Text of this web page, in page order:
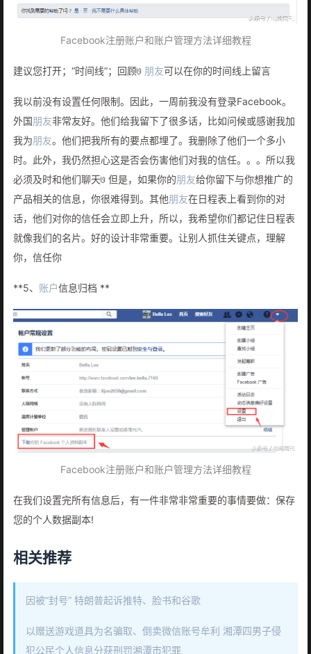
Facebook注册账户和账户管理方法详细教程
建议您打开；“时间线”；回顾𞓜 朋友可以在你的时间线上留言
我以前没有设置任何限制。因此，一周前我没有登录Facebook。
外国朋友非常友好。他们给我留下了很多话，比如问候或感谢我加
我为朋友。他们把我所有的要点都埋了。我删除了他们一个多小
时。此外，我仍然担心这是否会伤害他们对我的信任。。。所以我
必须及时和他们聊天𞓜 但是，如果你的朋友给你留下与你想推广的
产品相关的信息，你很难得到。其他朋友在日程表上看到你的对
话，他们对你的信任会立即上升，所以，我希望你们都记住日程表
就像我们的名片。好的设计非常重要。让别人抓住关键点，理解
你，信任你
**5、 账户信息归档 **
Facebook注册账户和账户管理方法详细教程
在我们设置完所有信息后，有一件非常非常重要的事情要做：保存
您的个人数据副本!
相关推荐
因被“封号” 特朗普起诉推特、脸书和谷歌
以赠送游戏道具为名骗取、倒卖微信账号牟利 湘潭四男子侵
犯公民个人信息分获刑罚湘潭市犯罪